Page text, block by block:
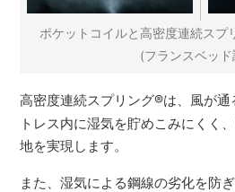
ポケットコイルと高密度連続スプ
(フランスベッド
高密度連続スプリング®は、風が通
トレス内に湿気を貯めこみにくく
地を実現します。
また、湿気による鋼線の劣化を防